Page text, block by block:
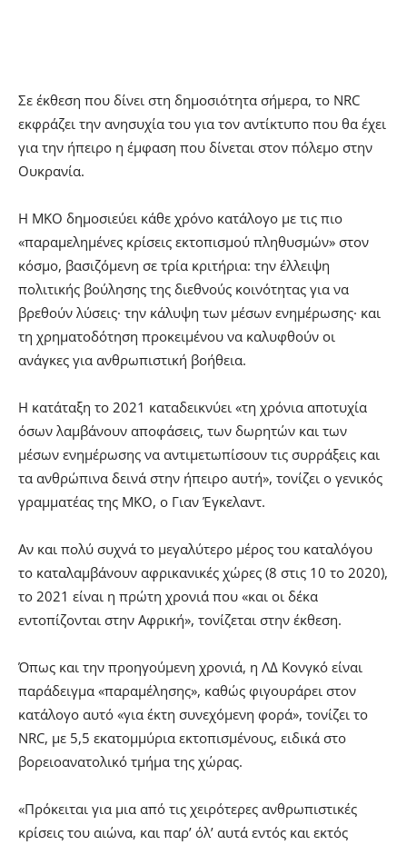
Σε έκθεση που δίνει στη δημοσιότητα σήμερα, το NRC
εκφράζει την ανησυχία του για τον αντίκτυπο που θα έχει
για την ήπειρο η έμφαση που δίνεται στον πόλεμο στην
Ουκρανία.
H MKO δημοσιεύει κάθε χρόνο κατάλογο με τις πιο
«παραμελημένες κρίσεις εκτοπισμού πληθυσμών» στον
κόσμο, βασιζόμενη σε τρία κριτήρια: την έλλειψη
πολιτικής βούλησης της διεθνούς κοινότητας για να
βρεθούν λύσεις· την κάλυψη των μέσων ενημέρωσης· και
τη χρηματοδότηση προκειμένου να καλυφθούν οι
ανάγκες για ανθρωπιστική βοήθεια.
Η κατάταξη το 2021 καταδεικνύει «τη χρόνια αποτυχία
όσων λαμβάνουν αποφάσεις, των δωρητών και των
μέσων ενημέρωσης να αντιμετωπίσουν τις συρράξεις και
τα ανθρώπινα δεινά στην ήπειρο αυτή», τονίζει ο γενικός
γραμματέας της ΜΚΟ, ο Γιαν Έγκελαντ.
Αν και πολύ συχνά το μεγαλύτερο μέρος του καταλόγου
το καταλαμβάνουν αφρικανικές χώρες (8 στις 10 το 2020),
το 2021 είναι η πρώτη χρονιά που «και οι δέκα
εντοπίζονται στην Αφρική», τονίζεται στην έκθεση.
Όπως και την προηγούμενη χρονιά, η ΛΔ Κονγκό είναι
παράδειγμα «παραμέλησης», καθώς φιγουράρει στον
κατάλογο αυτό «για έκτη συνεχόμενη φορά», τονίζει το
NRC, με 5,5 εκατομμύρια εκτοπισμένους, ειδικά στο
βορειοανατολικό τμήμα της χώρας.
«Πρόκειται για μια από τις χειρότερες ανθρωπιστικές
κρίσεις του αιώνα, και παρ’ όλ’ αυτά εντός και εκτός